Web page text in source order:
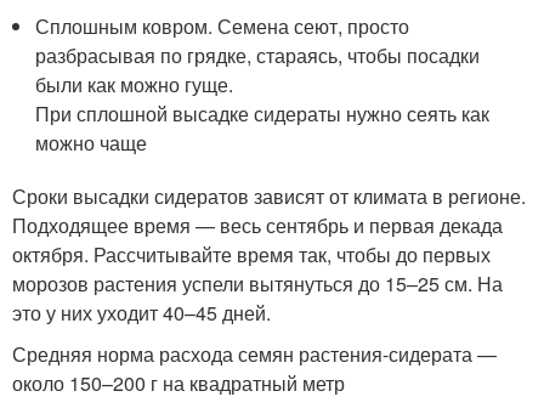
Сплошным ковром. Семена сеют, просто
разбрасывая по грядке, стараясь, чтобы посадки
были как можно гуще.
При сплошной высадке сидераты нужно сеять как
можно чаще
Сроки высадки сидератов зависят от климата в регионе.
Подходящее время — весь сентябрь и первая декада
октября. Рассчитывайте время так, чтобы до первых
морозов растения успели вытянуться до 15–25 см. На
это у них уходит 40–45 дней.
Средняя норма расхода семян растения-сидерата —
около 150–200 г на квадратный метр